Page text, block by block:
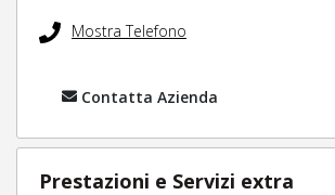
Mostra Telefono
Contatta Azienda
Prestazioni e Servizi extra